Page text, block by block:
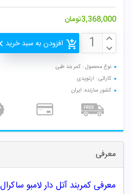
3,368,000تومان
افزودن به سبد خرید
نوع محصول : کمر بند طبی
کارائی : ارتوپدی
کشور سازنده: ایران
معرفی
معرفی کمربند آتل دار لامبو ساکرال 2004 پین مد